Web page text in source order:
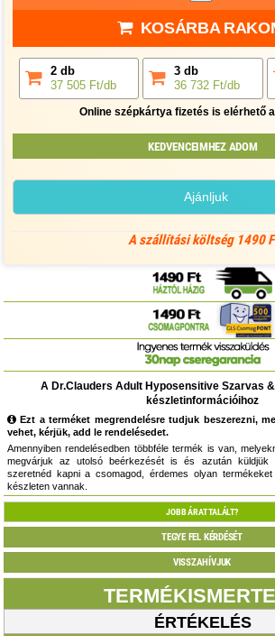
KOSÁRBA
2 db
37 505 Ft/db
3 db
36 732 Ft/db
Online szépkártya fizetés is elérhető
KEDVENCEIMHEZ ADOM
Ajánljuk
A szállítási költség 1490
A Dr.Clauders Adult Hyposensitive Szarvas
készletinformációihoz
Ezt a terméket megrendelésre tudjuk beszerezni,
vehet, kérjük, add le rendelésedet.
Amennyiben rendelésedben többféle termék is van,
megvárjuk az utolsó beérkezését is és azután küldjük
szeretnéd kapni a csomagod, érdemes olyan termékeket
készleten vannak.
JOBB ÁRAT TALÁLT?
TEGYE FEL KÉRDÉSÉT
VISSZAHÍVJUK
ÉRTÉKELÉS